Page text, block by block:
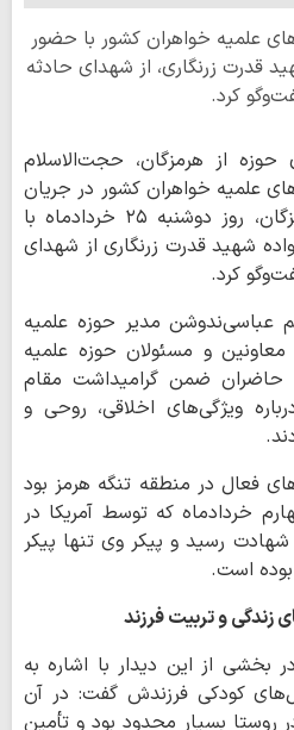
علمیه خواهران کشور با حضور
قدرت زرنگاری، از شهدای حادثه
کرد.
حوزه از هرمزگان، حجت‌الاسلام
علمیه خواهران کشور در جریان
سفر سه‌روزه به استان هرمزگان، روز دوشنبه ۲۵ خردادماه با
شهید قدرت زرنگاری از شهدای
کرد.
عباسی‌ندوشن مدیر حوزه علمیه
و مسئولان حوزه علمیه
حاضران ضمن گرامیداشت مقام
ویژگی‌های اخلاقی، روحی و
فعال در منطقه تنگه هرمز بود
خردادماه که توسط آمریکا در
رسید و پیکر وی تنها پیکر
است.
زندگی و تربیت فرزند
بخشی از این دیدار با اشاره به
کودکی فرزندش گفت: در آن
روستا بسیار محدود بود و تأمین